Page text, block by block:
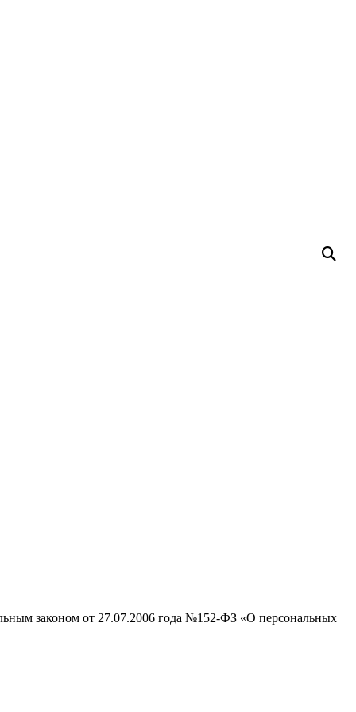
законом от 27.07.2006 года №152-ФЗ «О персональных